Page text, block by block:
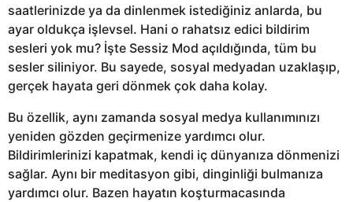
saatlerinizde ya da dinlenmek istediğiniz anlarda, bu
ayar oldukça işlevsel. Hani o rahatsız edici bildirim
sesleri yok mu? İşte Sessiz Mod açıldığında, tüm bu
sesler siliniyor. Bu sayede, sosyal medyadan uzaklaşıp,
gerçek hayata geri dönmek çok daha kolay.
Bu özellik, aynı zamanda sosyal medya kullanımınızı
yeniden gözden geçirmenize yardımcı olur.
Bildirimlerinizi kapatmak, kendi iç dünyanıza dönmenizi
sağlar. Aynı bir meditasyon gibi, dinginliği bulmanıza
yardımcı olur. Bazen hayatın koşturmacasında